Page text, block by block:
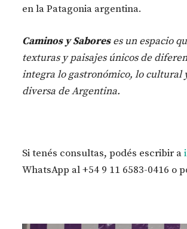
en la Patagonia argentina.
Caminos y Sabores es un espacio
texturas y paisajes únicos de
integra lo gastronómico, lo
diversa de Argentina.
Si tenés consultas, podés escribir a
WhatsApp al +54 9 11 6583-0416 o